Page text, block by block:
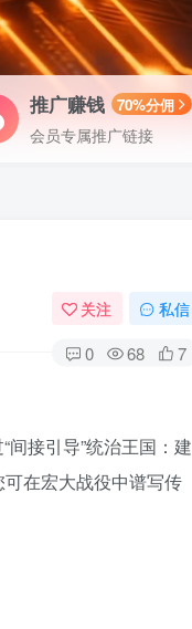
推广赚钱 70%分佣
会员专属推广链接
关注 私信
0 68 7
间接引导”统治王国：建
在宏大战役中谱写传